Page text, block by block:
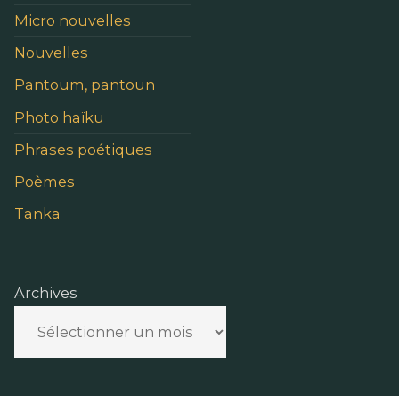
Micro nouvelles
Nouvelles
Pantoum, pantoun
Photo haïku
Phrases poétiques
Poèmes
Tanka
Archives